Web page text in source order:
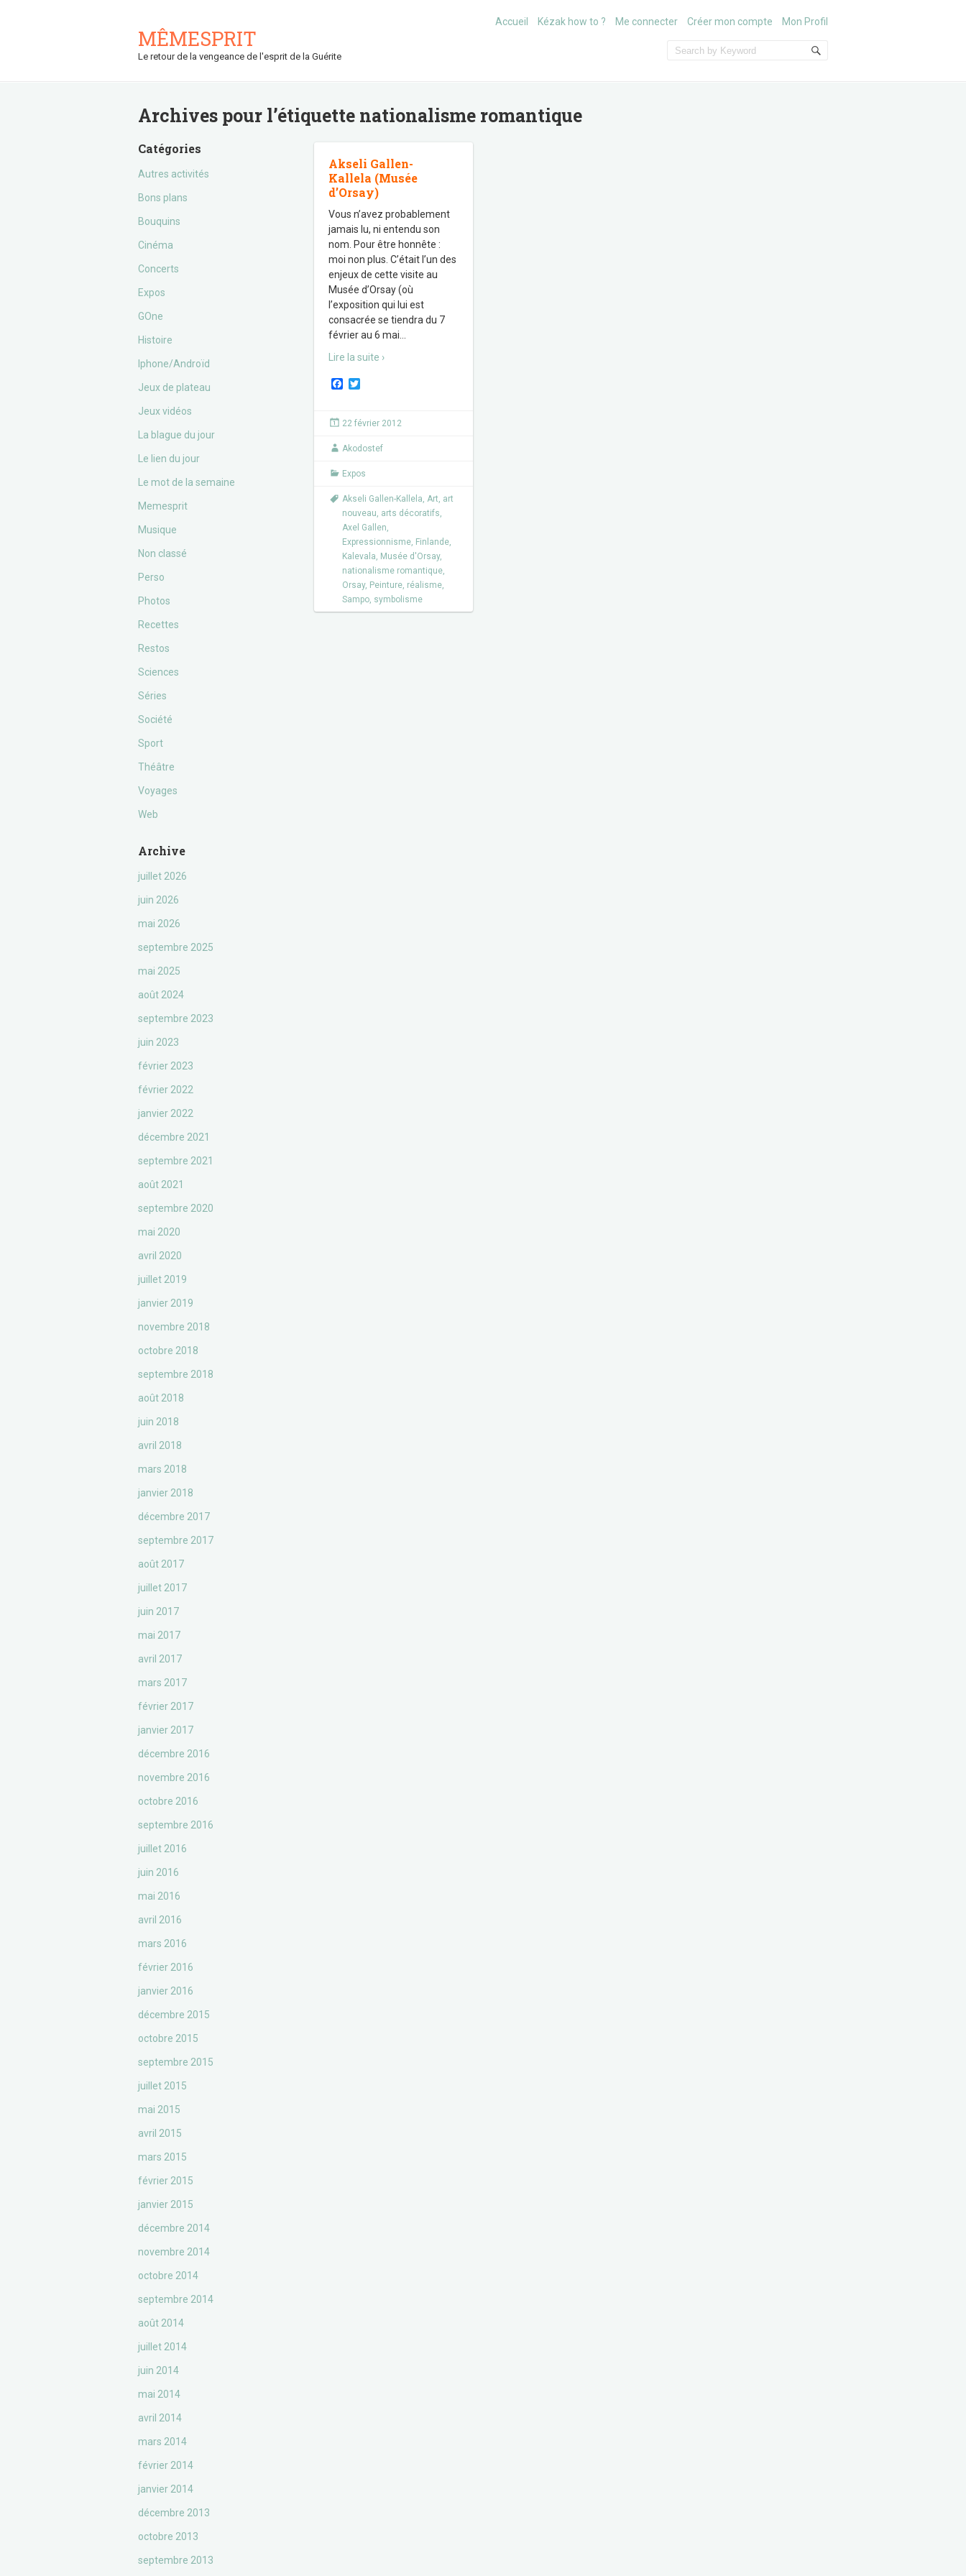
MÊMESPRIT
Le retour de la vengeance de l'esprit de la Guérite
Accueil Kézak how to ? Me connecter Créer mon compte Mon Profil
Archives pour l’étiquette nationalisme romantique
Catégories
Autres activités
Bons plans
Bouquins
Cinéma
Concerts
Expos
GOne
Histoire
Iphone/Androïd
Jeux de plateau
Jeux vidéos
La blague du jour
Le lien du jour
Le mot de la semaine
Memesprit
Musique
Non classé
Perso
Photos
Recettes
Restos
Sciences
Séries
Société
Sport
Théâtre
Voyages
Web
Archive
juillet 2026
juin 2026
mai 2026
septembre 2025
mai 2025
août 2024
septembre 2023
juin 2023
février 2023
février 2022
janvier 2022
décembre 2021
septembre 2021
août 2021
septembre 2020
mai 2020
avril 2020
juillet 2019
janvier 2019
novembre 2018
octobre 2018
septembre 2018
août 2018
juin 2018
avril 2018
mars 2018
janvier 2018
décembre 2017
septembre 2017
août 2017
juillet 2017
juin 2017
mai 2017
avril 2017
mars 2017
février 2017
janvier 2017
décembre 2016
novembre 2016
octobre 2016
septembre 2016
juillet 2016
juin 2016
mai 2016
avril 2016
mars 2016
février 2016
janvier 2016
décembre 2015
octobre 2015
septembre 2015
juillet 2015
mai 2015
avril 2015
mars 2015
février 2015
janvier 2015
décembre 2014
novembre 2014
octobre 2014
septembre 2014
août 2014
juillet 2014
juin 2014
mai 2014
avril 2014
mars 2014
février 2014
janvier 2014
décembre 2013
octobre 2013
septembre 2013
Akseli Gallen-
Kallela (Musée
d’Orsay)
Vous n’avez probablement
jamais lu, ni entendu son
nom. Pour être honnête :
moi non plus. C’était l’un des
enjeux de cette visite au
Musée d’Orsay (où
l’exposition qui lui est
consacrée se tiendra du 7
février au 6 mai
Lire la suite ›
F
e
b
o
t
t
r
22 février 2012
Akodostef
Expos
Akseli Gallen-Kallela, Art, art
nouveau, arts décoratifs,
Axel Gallen,
Expressionnisme, Finlande,
Kalevala, Musée d'Orsay,
nationalisme romantique,
Orsay, Peinture, réalisme,
Sampo, symbolisme